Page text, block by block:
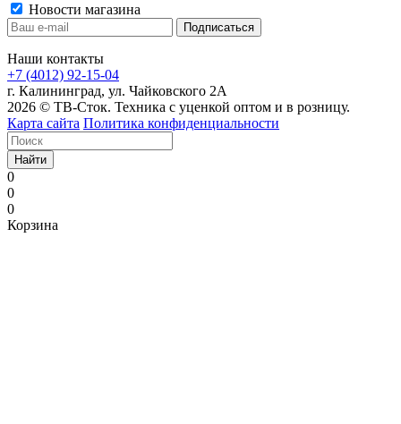
Новости магазина
Наши контакты
+7 (4012) 92-15-04
г. Калининград, ул. Чайковского 2А
2026 © ТВ-Сток. Техника с уценкой оптом и в розницу.
Карта сайта Политика конфиденциальности
Найти
0
0
0
Корзина